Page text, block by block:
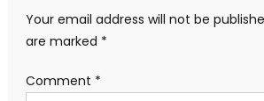
Your email address will not be
are marked *
Comment *